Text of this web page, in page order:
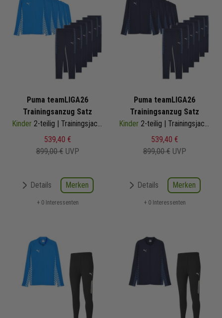
Puma teamLIGA26
Trainingsanzug Satz
Kinder 2-teilig | Trainingsjacke Trainingshose
539,40 €
899,00 € UVP
Details Merken
+ 0 Interessenten
Puma teamLIGA26
Trainingsanzug Satz
Kinder 2-teilig | Trainingsjacke Trainingshose
539,40 €
899,00 € UVP
Details Merken
+ 0 Interessenten